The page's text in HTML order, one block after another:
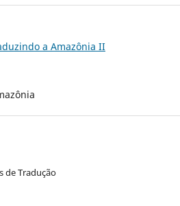
a Amazônia II
de Tradução